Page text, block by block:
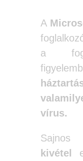
A
a
vírus.
Sajnos
kivétel